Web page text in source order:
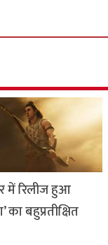
में रिलीज हुआ
का बहुप्रतीक्षित